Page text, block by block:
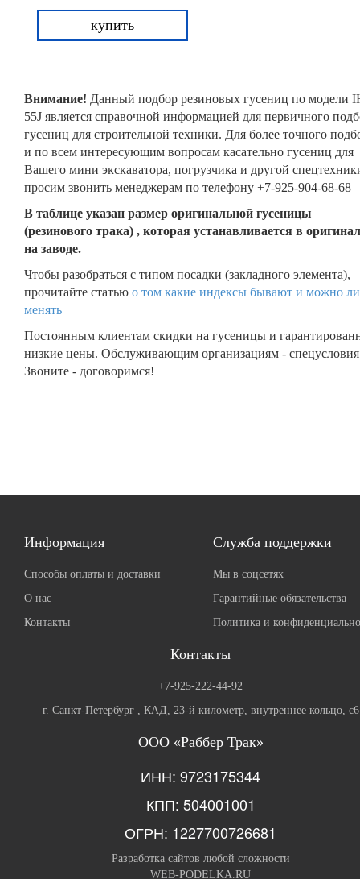
купить
Внимание! Данный подбор резиновых гусениц по модели
55J является справочной информацией для первичного
гусениц для строительной техники. Для более точного
и по всем интересующим вопросам касательно гусениц для
Вашего мини экскаватора, погрузчика и другой
просим звонить менеджерам по телефону +7-925-904-68-68
В таблице указан размер оригинальной гусеницы
(резинового трака) , которая устанавливается в
на заводе.
Чтобы разобраться с типом посадки (закладного элемента),
прочитайте статью о том какие индексы бывают и можно
менять
Постоянным клиентам скидки на гусеницы и
низкие цены. Обслуживающим организациям -
Звоните - договоримся!
Информация
Способы оплаты и доставки
О нас
Контакты
Служба поддержки
Мы в соцсетях
Гарантийные обязательства
Политика и
Контакты
+7-925-222-44-92
г. Санкт-Петербург , КАД, 23-й километр, внутреннее кольцо, с6
ООО «Раббер Трак»
ИНН: 9723175344
КПП: 504001001
ОГРН: 1227700726681
Разработка сайтов любой сложности
WEB-PODELKA.RU